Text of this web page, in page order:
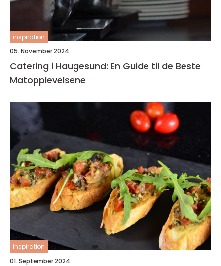
inspiration
05. November 2024
Catering i Haugesund: En Guide til de Beste
Matopplevelsene
inspiration
01. September 2024